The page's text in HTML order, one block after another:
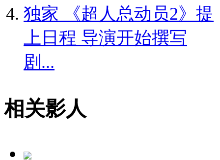
独家
《超人总动员2》提
上日程 导演开始撰写
剧...
相关影人